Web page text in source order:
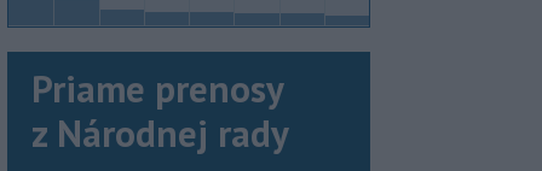
Priame prenosy
z Národnej rady